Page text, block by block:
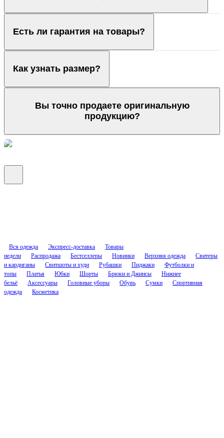
Есть ли гарантия на товары?
Как узнать размер?
Вы точно продаете оригинальную
продукцию?
Вся одежда Экспресс-доставка
Товары
недели
Распродажа Бестселлеры Новинки Верхняя одежда
Свитеры
и кардиганы
Свитшоты и худи Рубашки Пиджаки
Футболки и
топы
Платья Юбки Шорты Брюки и Джинсы
Нижнее
бельё
Аксессуары Головные уборы Обувь Сумки
Спортивная
одежда
Косметика